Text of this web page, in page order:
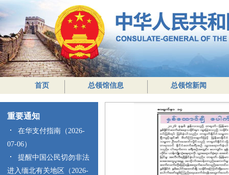
首页 总领馆信息 总领馆新闻
重要通知
在华支付指南（2026-
07-06）
提醒中国公民切勿非法
进入缅北有关地区（2026-